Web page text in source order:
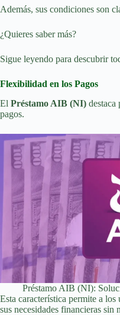
Además, sus condiciones son
¿Quieres saber más?
Sigue leyendo para descubrir
Flexibilidad en los Pagos
El Préstamo AIB (NI)
pagos.
Préstamo AIB (NI):
Esta característica permite a los
sus necesidades financieras sin